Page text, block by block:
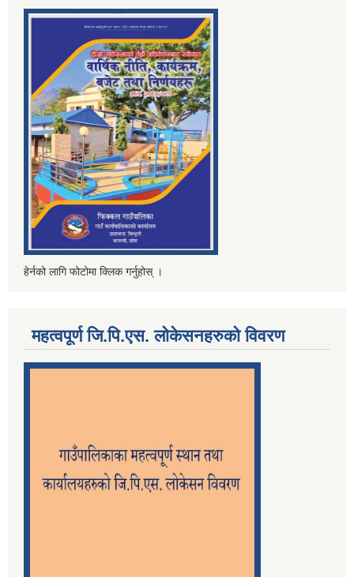
हेर्नको लागि फोटोमा क्लिक गर्नुहोस् ।
महत्वपूर्ण जि.पि.एस. लोकेसनहरुको विवरण